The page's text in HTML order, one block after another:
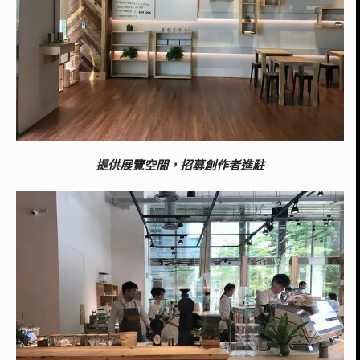
提供展覽空間，招募創作者進駐